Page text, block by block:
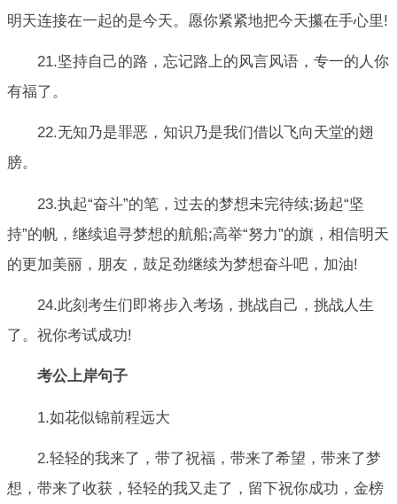
明天连接在一起的是今天。愿你紧紧地把今天攥在手心里!
21.坚持自己的路，忘记路上的风言风语，专一的人你
有福了。
22.无知乃是罪恶，知识乃是我们借以飞向天堂的翅
膀。
23.执起“奋斗”的笔，过去的梦想未完待续;扬起“坚
持”的帆，继续追寻梦想的航船;高举“努力”的旗，相信明天
的更加美丽，朋友，鼓足劲继续为梦想奋斗吧，加油!
24.此刻考生们即将步入考场，挑战自己，挑战人生
了。祝你考试成功!
考公上岸句子
1.如花似锦前程远大
2.轻轻的我来了，带了祝福，带来了希望，带来了梦
想，带来了收获，轻轻的我又走了，留下祝你成功，金榜